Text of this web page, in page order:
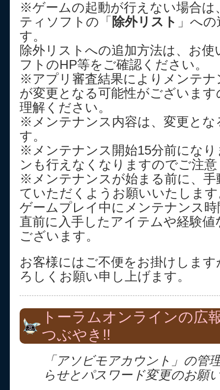
※ゲームの起動が行えない場合は
ティソフトの「 除外リスト 」へ
す。
除外リストへの追加方法は、お
フトのHP等をご確認ください。
※アプリ審査結果によりメンテナ
が変更となる可能性がございま
理解ください。
※メンテナンス内容は、変更とな
す。
※メンテナンス開始15分前にな
ンも行えなくなりますのでご注
※メンテナンスが始まる前に、手
ていただくようお願いいたしま
ゲームプレイ中にメンテナンス
直前に入手したアイテムや経験
ございます。
お客様にはご不便をお掛けしま
ろしくお願い申し上げます。
トーラムオンラインの広
つぶやき!!
「アソビモアカウント」の管
らせとパスワード変更のお願